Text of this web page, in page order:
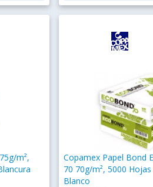
m²,
Copamex Papel Bond
70 70g/m², 5000
Blanco